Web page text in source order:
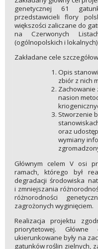
genetycznej 61
przedstawicieli flory
większości zaliczane do
na Czerwonych
(ogólnopolskich i
Zakładane cele
Opis
zbiór z nich
Zachowanie
nasion
Stworzenie
oraz
wymiany
Głównym celem V osi
ramach, którego był
degradacji środowiska
i zmniejszania
różnorodności
zagrożonych wyginięciem.
Realizacja projektu
priorytetowej. Główne
ukierunkowane były na
gatunków roślin zielnych,